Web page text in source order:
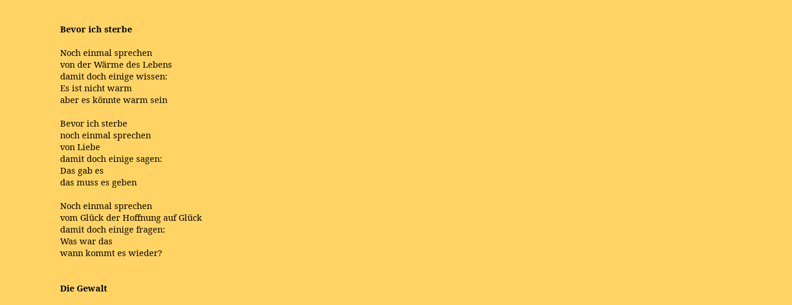
Bevor ich sterbe
Noch einmal sprechen
von der Wärme des Lebens
damit doch einige wissen:
Es ist nicht warm
aber es könnte warm sein
Bevor ich sterbe
noch einmal sprechen
von Liebe
damit doch einige sagen:
Das gab es
das muss es geben
Noch einmal sprechen
vom Glück der Hoffnung auf Glück
damit doch einige fragen:
Was war das
wann kommt es wieder?
Die Gewalt